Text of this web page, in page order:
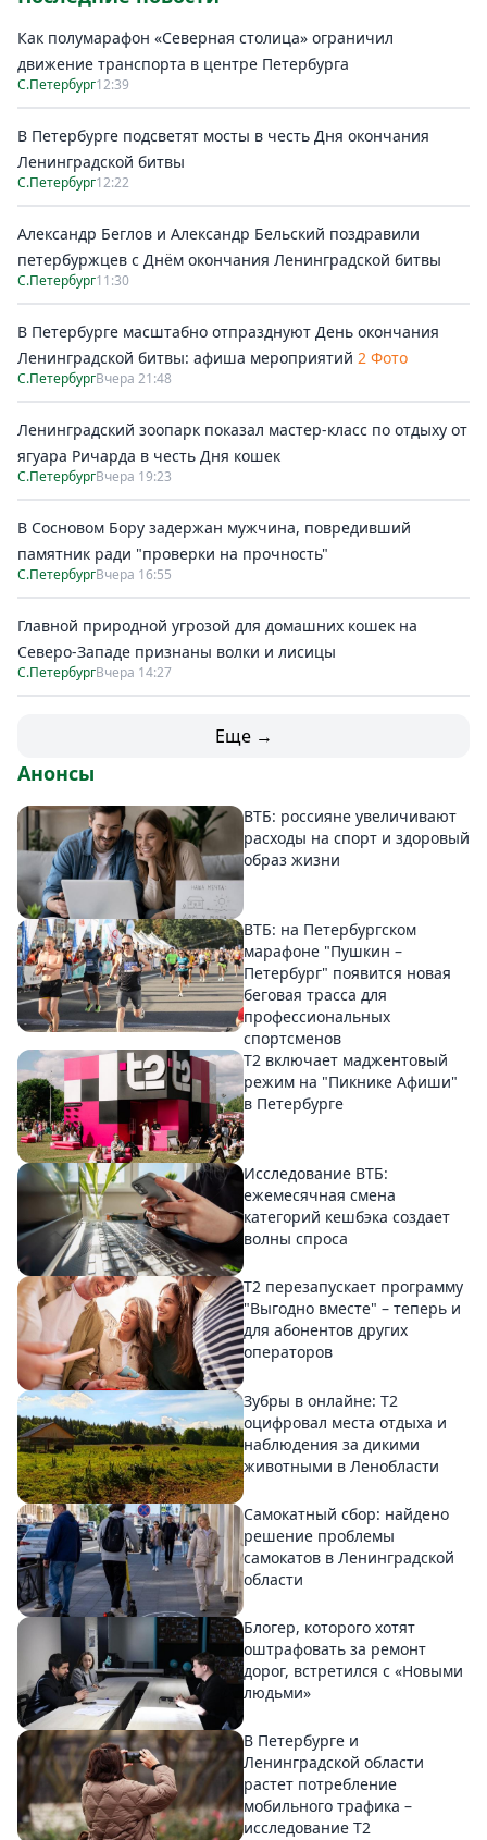
Как полумарафон «Северная столица» ограничил
движение транспорта в центре Петербурга
С.Петербург12:39
В Петербурге подсветят мосты в честь Дня окончания
Ленинградской битвы
С.Петербург12:22
Александр Беглов и Александр Бельский поздравили
петербуржцев с Днём окончания Ленинградской битвы
С.Петербург11:30
В Петербурге масштабно отпразднуют День окончания
Ленинградской битвы: афиша мероприятий 2 Фото
С.ПетербургВчера 21:48
Ленинградский зоопарк показал мастер-класс по отдыху от
ягуара Ричарда в честь Дня кошек
С.ПетербургВчера 19:23
В Сосновом Бору задержан мужчина, повредивший
памятник ради "проверки на прочность"
С.ПетербургВчера 16:55
Главной природной угрозой для домашних кошек на
Северо-Западе признаны волки и лисицы
С.ПетербургВчера 14:27
Еще →
Анонсы
ВТБ: россияне увеличивают
расходы на спорт и здоровый
образ жизни
ВТБ: на Петербургском
марафоне "Пушкин –
Петербург" появится новая
беговая трасса для
профессиональных
спортсменов
Т2 включает маджентовый
режим на "Пикнике Афиши"
в Петербурге
Исследование ВТБ:
ежемесячная смена
категорий кешбэка создает
волны спроса
Т2 перезапускает программу
"Выгодно вместе" – теперь и
для абонентов других
операторов
Зубры в онлайне: Т2
оцифровал места отдыха и
наблюдения за дикими
животными в Ленобласти
Самокатный сбор: найдено
решение проблемы
самокатов в Ленинградской
области
Блогер, которого хотят
оштрафовать за ремонт
дорог, встретился с «Новыми
людьми»
В Петербурге и
Ленинградской области
растет потребление
мобильного трафика –
исследование T2